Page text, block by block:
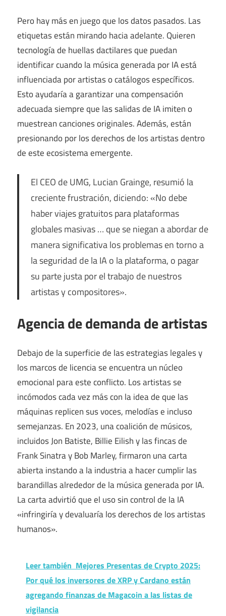
Pero hay más en juego que los datos pasados. Las
etiquetas están mirando hacia adelante. Quieren
tecnología de huellas dactilares que puedan
identificar cuando la música generada por IA está
influenciada por artistas o catálogos específicos.
Esto ayudaría a garantizar una compensación
adecuada siempre que las salidas de IA imiten o
muestrean canciones originales. Además, están
presionando por los derechos de los artistas dentro
de este ecosistema emergente.
El CEO de UMG, Lucian Grainge, resumió la
creciente frustración, diciendo: «No debe
haber viajes gratuitos para plataformas
globales masivas … que se niegan a abordar de
manera significativa los problemas en torno a
la seguridad de la IA o la plataforma, o pagar
su parte justa por el trabajo de nuestros
artistas y compositores».
Agencia de demanda de artistas
Debajo de la superficie de las estrategias legales y
los marcos de licencia se encuentra un núcleo
emocional para este conflicto. Los artistas se
incómodos cada vez más con la idea de que las
máquinas replicen sus voces, melodías e incluso
semejanzas. En 2023, una coalición de músicos,
incluidos Jon Batiste, Billie Eilish y las fincas de
Frank Sinatra y Bob Marley, firmaron una carta
abierta instando a la industria a hacer cumplir las
barandillas alrededor de la música generada por IA.
La carta advirtió que el uso sin control de la IA
«infringiría y devaluaría los derechos de los artistas
humanos».
Leer también Mejores Presentas de Crypto 2025:
Por qué los inversores de XRP y Cardano están
agregando finanzas de Magacoin a las listas de
vigilancia